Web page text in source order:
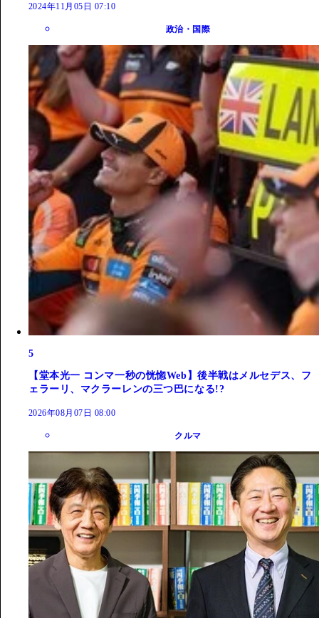
2024年11月05日 07:10
政治・国際
5
【堂本光一 コンマ一秒の恍惚Web】後半戦はメルセデス、フ
ェラーリ、マクラーレンの三つ巴になる!?
2026年08月07日 08:00
クルマ